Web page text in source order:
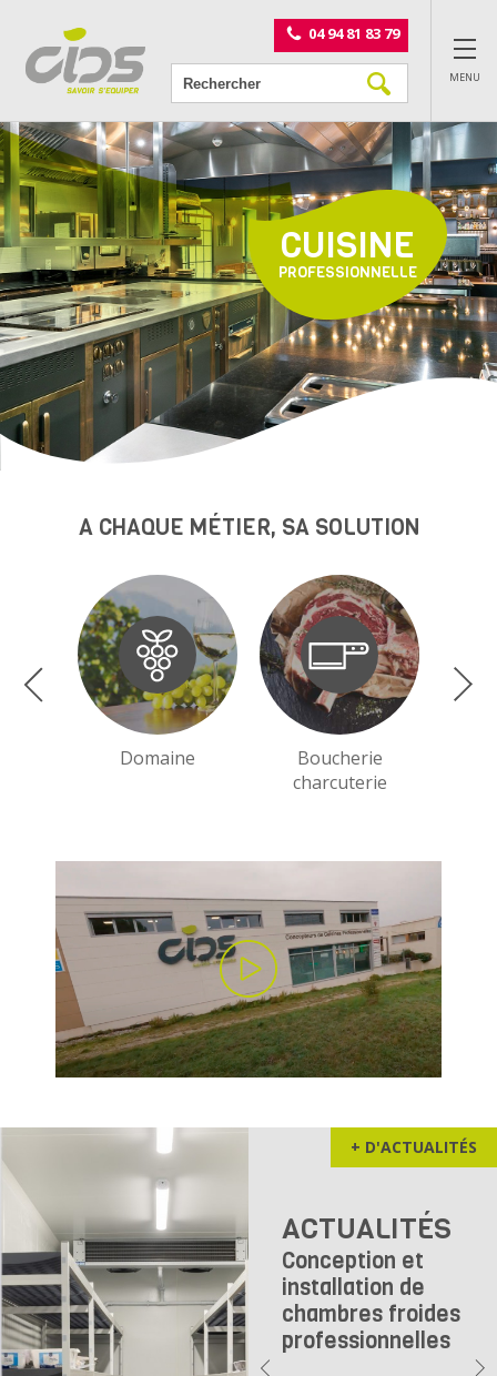
04 94 81 83 79
MENU
CUISINE
PROFESSIONNELLE
A CHAQUE MÉTIER, SA SOLUTION
Domaine
Boucherie
charcuterie
+ D'ACTUALITÉS
ACTUALITÉS
Conception et
installation de
chambres froides
professionnelles